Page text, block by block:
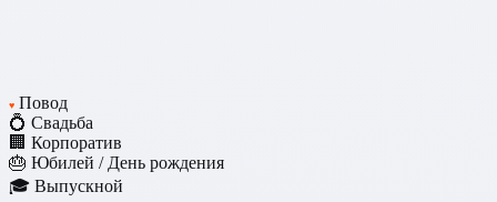
♥ Повод
💍 Свадьба
🏢 Корпоратив
🎂 Юбилей / День рождения
🎓 Выпускной